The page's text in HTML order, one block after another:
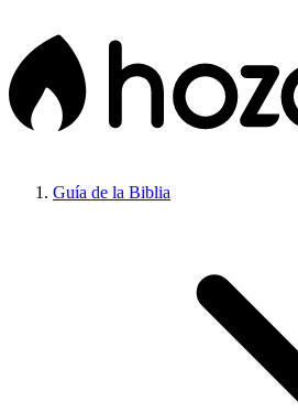
Guía de la Biblia